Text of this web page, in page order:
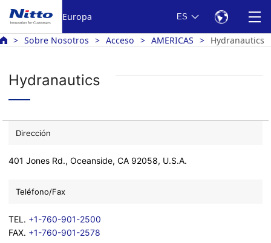
Europa ES
Sobre Nosotros Acceso AMERICAS Hydranautics
Hydranautics
Dirección
401 Jones Rd., Oceanside, CA 92058, U.S.A.
Teléfono/Fax
TEL. +1-760-901-2500
FAX. +1-760-901-2578